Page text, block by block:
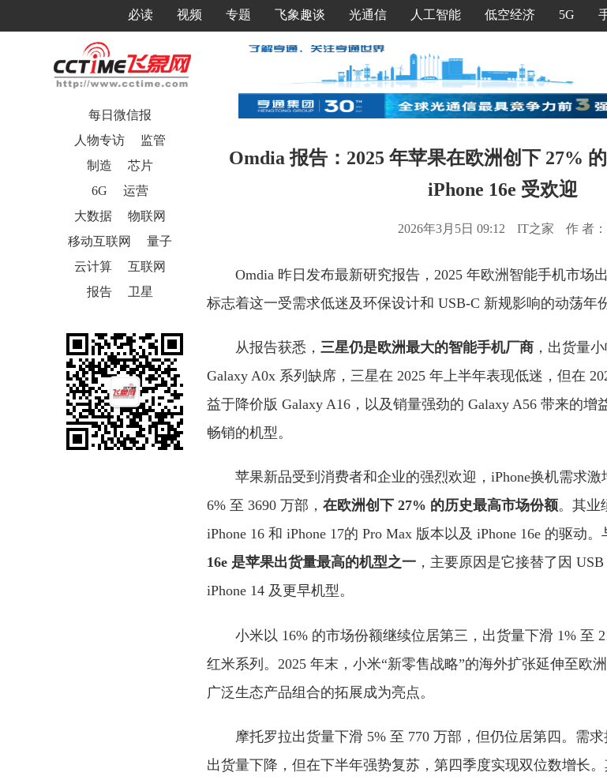
必读 视频 专题 飞象趣谈 光通信 人工智能 低空经济 5G
每日微信报
人物专访
监管
制造
芯片
6G
运营
大数据
物联网
移动互联网
量子
云计算
互联网
报告
卫星
Omdia 报告：2025 年苹果在欧洲创下 27%
iPhone 16e 受欢迎
2026年3月5日 09:12 IT之家 作 者
Omdia 昨日发布最新研究报告，2025 年欧洲智能手机市场
标志着这一受需求低迷及环保设计和 USB-C 新规影响的动荡年
从报告获悉， 三星仍是欧洲最大的智能手机厂商 ，出货量
Galaxy A0x 系列缺席，三星在 2025 年上半年表现低迷，但在
益于降价版 Galaxy A16，以及销量强劲的 Galaxy A56 带来的
畅销的机型。
苹果新品受到消费者和企业的强烈欢迎，iPhone换机需求
6% 至 3690 万部， 在欧洲创下 27% 的历史最高市场份额。其业
iPhone 16 和 iPhone 17的 Pro Max 版本以及 iPhone 16e 的驱动
16e 是苹果出货量最高的机型之一 ，主要原因是它接替了因
iPhone 14 及更早机型。
小米以 16% 的市场份额继续位居第三，出货量下滑 1% 至
红米系列。2025 年末，小米“新零售战略”的海外扩张延伸至欧
广泛生态产品组合的拓展成为亮点。
摩托罗拉出货量下滑 5% 至 770 万部，但仍位居第四。需
出货量下降，但在下半年强势复苏，第四季度实现双位数增长